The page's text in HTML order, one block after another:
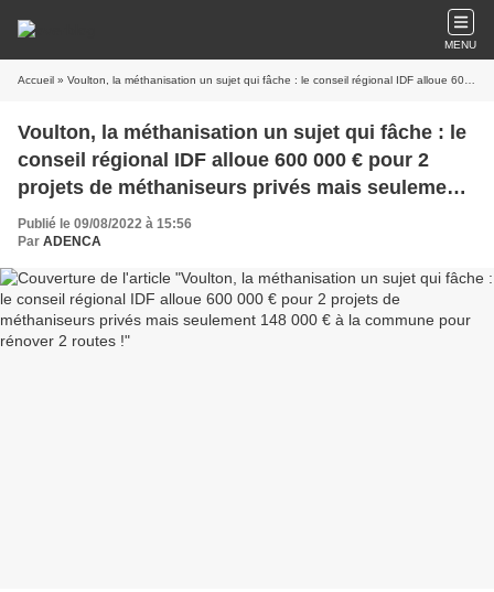
MENU
Accueil » Voulton, la méthanisation un sujet qui fâche : le conseil régional IDF alloue 600 000 € pour 2 projets de méthaniseurs privés mais seulement 148 000 € à la commune pour rénover 2 routes !
Voulton, la méthanisation un sujet qui fâche : le
conseil régional IDF alloue 600 000 € pour 2
projets de méthaniseurs privés mais seulement
148 000 € à la commune pour rénover 2 routes !
Publié le 09/08/2022 à 15:56
Par ADENCA